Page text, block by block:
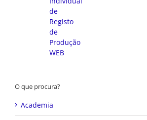
O que procura?
Academia